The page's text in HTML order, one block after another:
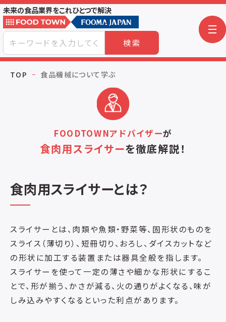
未来の食品業界をこれひとつで解決
検索
TOP 食品機械について学ぶ
FOODTOWNアドバイザーが
食肉用スライサーを徹底解説！
食肉用スライサーとは？
スライサーとは、肉類や魚類・野菜等、固形状のものを
スライス（薄切り）、短冊切り、おろし、ダイスカットなど
の形状に加工する装置または器具全般を指します。
スライサーを使って一定の薄さや細かな形状にするこ
とで、形が揃う、かさが減る、火の通りがよくなる、味が
しみ込みやすくなるといった利点があります。